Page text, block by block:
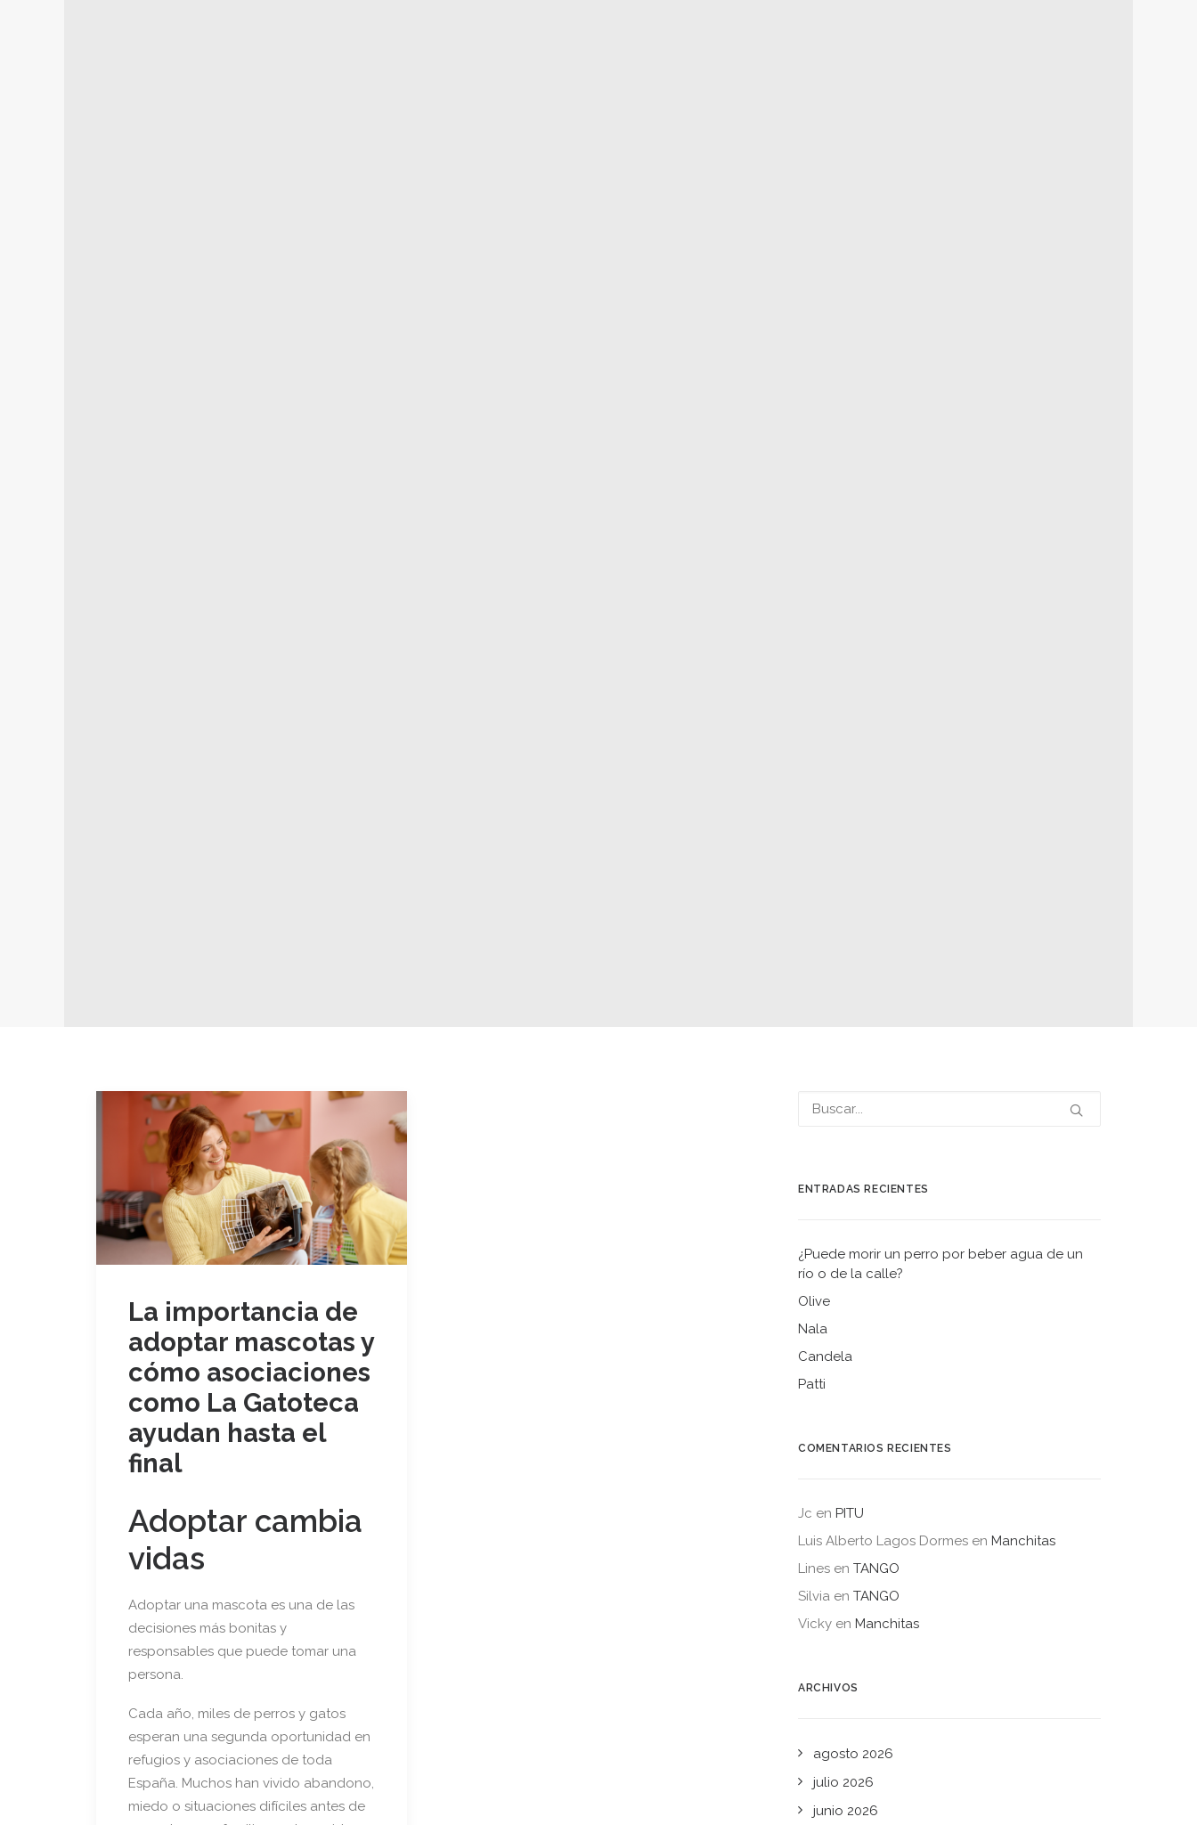
La importancia de
adoptar mascotas y
cómo asociaciones
como La Gatoteca
ayudan hasta el
final
Adoptar cambia
vidas
Adoptar una mascota es una de las
decisiones más bonitas y
responsables que puede tomar una
persona.
Cada año, miles de perros y gatos
esperan una segunda oportunidad en
refugios y asociaciones de toda
España. Muchos han vivido abandono,
miedo o situaciones difíciles antes de
ENTRADAS RECIENTES
¿Puede morir un perro por beber agua de un
río o de la calle?
Olive
Nala
Candela
Patti
COMENTARIOS RECIENTES
Jc en PITU
Luis Alberto Lagos Dormes en Manchitas
Lines en TANGO
Silvia en TANGO
Vicky en Manchitas
ARCHIVOS
agosto 2026
julio 2026
junio 2026